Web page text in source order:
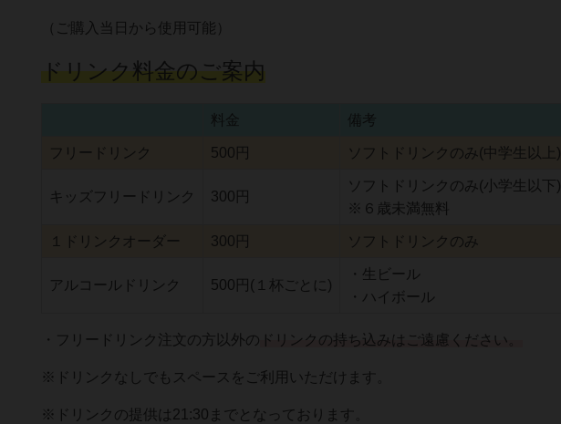
（ご購入当日から使用可能）
ドリンク料金のご案内
料金 備考
フリードリンク 500円 ソフトドリンクのみ(中学生以上)
キッズフリードリンク 300円
ソフトドリンクのみ(小学生以下)
※６歳未満無料
１ドリンクオーダー 300円 ソフトドリンクのみ
アルコールドリンク 500円(１杯ごとに)
・生ビール
・ハイボール
・フリードリンク注文の方以外の ドリンクの持ち込みはご遠慮ください。
※ドリンクなしでもスペースをご利用いただけます。
※ドリンクの提供は21:30までとなっております。